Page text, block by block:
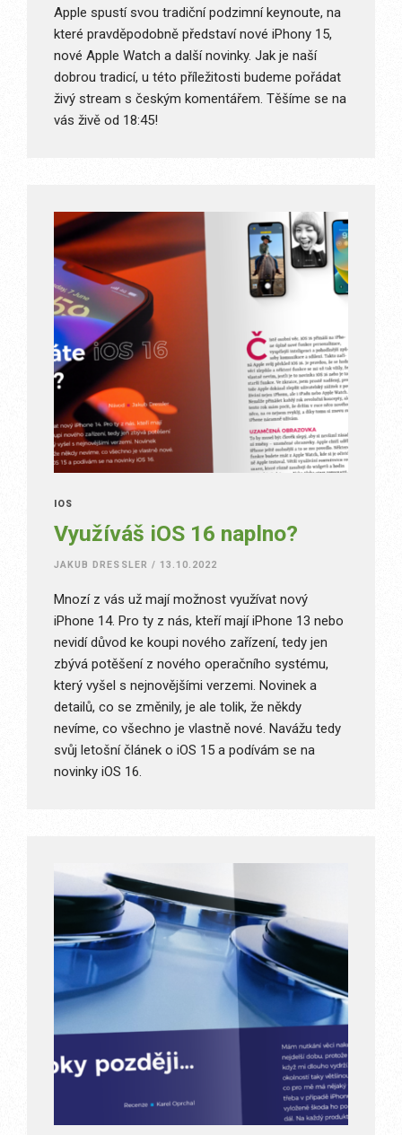
Apple spustí svou tradiční podzimní keynoute, na
které pravděpodobně představí nové iPhony 15,
nové Apple Watch a další novinky. Jak je naší
dobrou tradicí, u této příležitosti budeme pořádat
živý stream s českým komentářem. Těšíme se na
vás živě od 18:45!
IOS
Využíváš iOS 16 naplno?
JAKUB DRESSLER / 13.10.2022
Mnozí z vás už mají možnost využívat nový
iPhone 14. Pro ty z nás, kteří mají iPhone 13 nebo
nevidí důvod ke koupi nového zařízení, tedy jen
zbývá potěšení z nového operačního systému,
který vyšel s nejnovějšími verzemi. Novinek a
detailů, co se změnily, je ale tolik, že někdy
nevíme, co všechno je vlastně nové. Navážu tedy
svůj letošní článek o iOS 15 a podívám se na
novinky iOS 16.